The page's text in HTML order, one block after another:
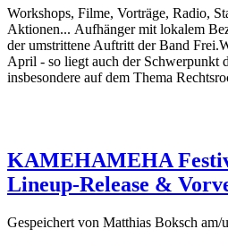
Workshops, Filme, Vorträge, Radio,
Aktionen... Aufhänger mit lokalem
der umstrittene Auftritt der Band
April - so liegt auch der Schwerpunkt
insbesondere auf dem Thema
KAMEHAMEHA
Lineup-Release &
Gespeichert von Matthias Boksch am/